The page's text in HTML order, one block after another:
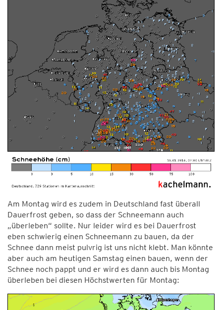
Am Montag wird es zudem in Deutschland fast überall
Dauerfrost geben, so dass der Schneemann auch
„überleben“ sollte. Nur leider wird es bei Dauerfrost
eben schwierig einen Schneemann zu bauen, da der
Schnee dann meist pulvrig ist uns nicht klebt. Man könnte
aber auch am heutigen Samstag einen bauen, wenn der
Schnee noch pappt und er wird es dann auch bis Montag
überleben bei diesen Höchstwerten für Montag: